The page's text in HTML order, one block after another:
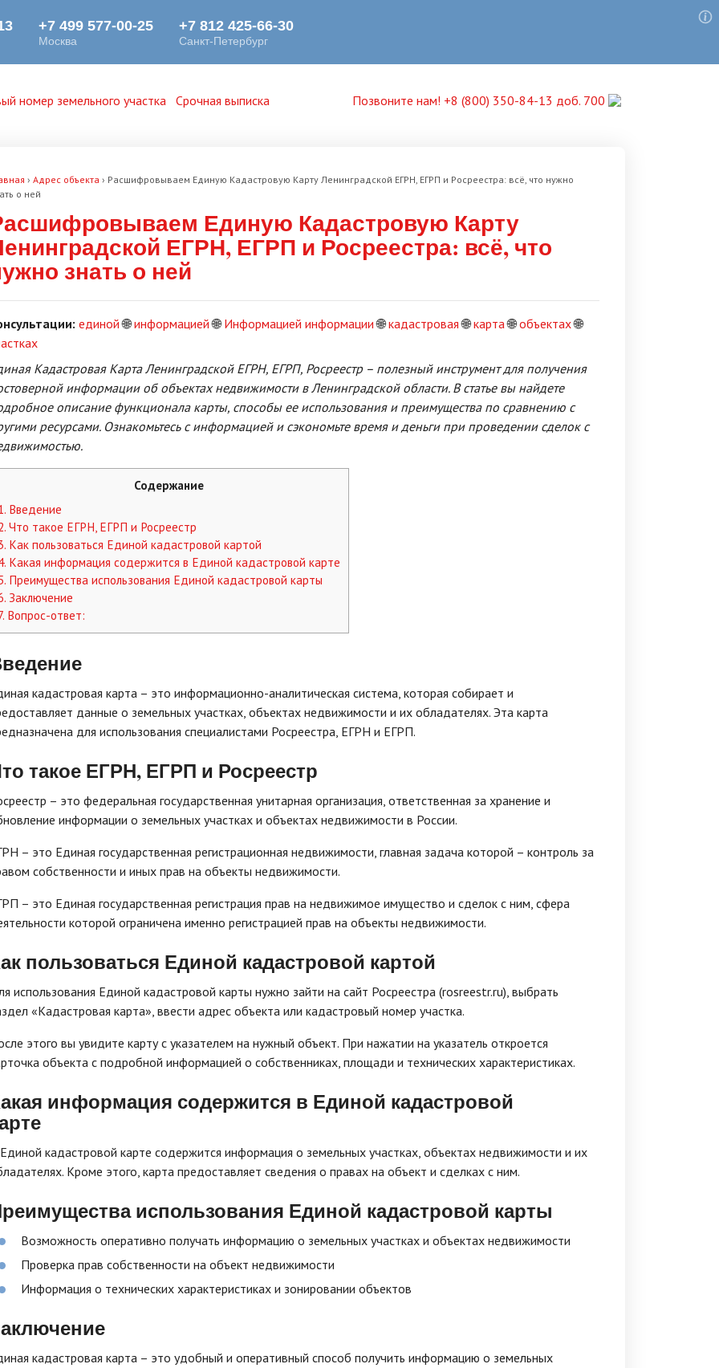
номер земельного участка Срочная выписка Позвоните нам! +8 (800) 350-84-13 доб. 700
› Адрес объекта › Расшифровываем Единую Кадастровую Карту Ленинградской ЕГРН, ЕГРП и Росреестра: всё, что нужно
о ней
Единую Кадастровую Карту
ЕГРН, ЕГРП и Росреестра: всё, что
знать о ней
единой🌐информацией🌐Информацией информации🌐кадастровая🌐карта🌐объектах🌐
Кадастровая Карта Ленинградской ЕГРН, ЕГРП, Росреестр – полезный инструмент для получения
информации об объектах недвижимости в Ленинградской области. В статье вы найдете
описание функционала карты, способы ее использования и преимущества по сравнению с
ресурсами. Ознакомьтесь с информацией и сэкономьте время и деньги при проведении сделок с
Содержание
Введение
Что такое ЕГРН, ЕГРП и Росреестр
Как пользоваться Единой кадастровой картой
Какая информация содержится в Единой кадастровой карте
Преимущества использования Единой кадастровой карты
Заключение
Вопрос-ответ:
кадастровая карта – это информационно-аналитическая система, которая собирает и
данные о земельных участках, объектах недвижимости и их обладателях. Эта карта
для использования специалистами Росреестра, ЕГРН и ЕГРП.
такое ЕГРН, ЕГРП и Росреестр
– это федеральная государственная унитарная организация, ответственная за хранение и
информации о земельных участках и объектах недвижимости в России.
– это Единая государственная регистрационная недвижимости, главная задача которой – контроль за
собственности и иных прав на объекты недвижимости.
– это Единая государственная регистрация прав на недвижимое имущество и сделок с ним, сфера
которой ограничена именно регистрацией прав на объекты недвижимости.
пользоваться Единой кадастровой картой
использования Единой кадастровой карты нужно зайти на сайт Росреестра (rosreestr.ru), выбрать
«Кадастровая карта», ввести адрес объекта или кадастровый номер участка.
этого вы увидите карту с указателем на нужный объект. При нажатии на указатель откроется
объекта с подробной информацией о собственниках, площади и технических характеристиках.
информация содержится в Единой кадастровой
кадастровой карте содержится информация о земельных участках, объектах недвижимости и их
Кроме этого, карта предоставляет сведения о правах на объект и сделках с ним.
использования Единой кадастровой карты
Возможность оперативно получать информацию о земельных участках и объектах недвижимости
Проверка прав собственности на объект недвижимости
Информация о технических характеристиках и зонировании объектов
кадастровая карта – это удобный и оперативный способ получить информацию о земельных